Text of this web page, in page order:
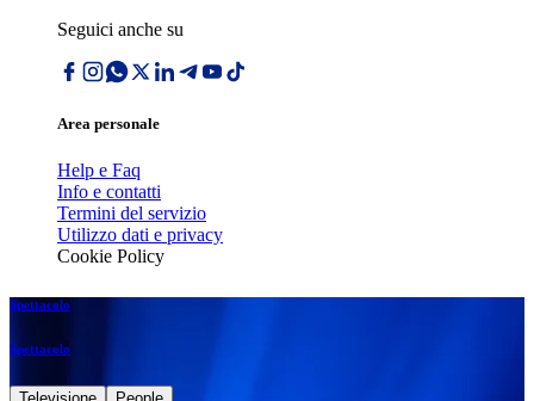
Seguici anche su
Area personale
Help e Faq
Info e contatti
Termini del servizio
Utilizzo dati e privacy
Cookie Policy
Spettacolo
Spettacolo